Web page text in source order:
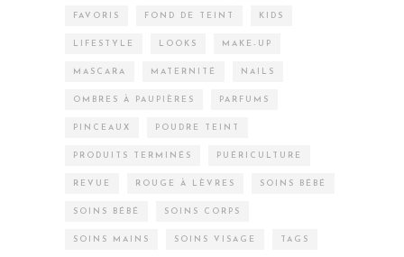
FAVORIS FOND DE TEINT KIDS
LIFESTYLE LOOKS MAKE-UP
MASCARA MATERNITÉ NAILS
OMBRES À PAUPIÈRES PARFUMS
PINCEAUX POUDRE TEINT
PRODUITS TERMINÉS PUÉRICULTURE
REVUE ROUGE À LÈVRES SOINS BÉBÉ
SOINS BÉBÉ SOINS CORPS
SOINS MAINS SOINS VISAGE TAGS